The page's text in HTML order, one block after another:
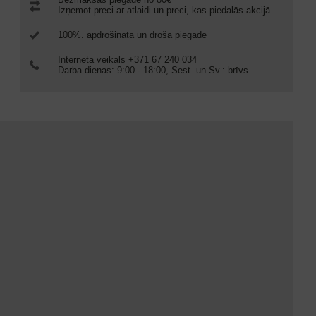
Izņemot preci ar atlaidi un preci, kas piedalās akcijā.
100%. apdrošināta un droša piegāde
Interneta veikals +371 67 240 034
Darba dienas: 9:00 - 18:00, Sest. un Sv.: brīvs